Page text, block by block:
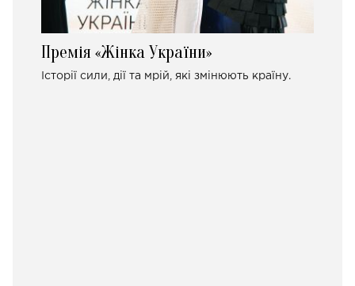
Премія «Жінка України»
Історії сили, дії та мрій, які змінюють країну.